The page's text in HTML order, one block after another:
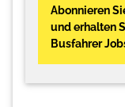
Abonnieren
und erhalten
Busfahrer